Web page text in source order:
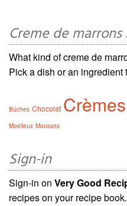
Creme de
What kind of creme de
Pick a dish or an ingredient
Bûches Chocolat Crèmes
Moelleux Mousses
Sign-in
Sign-in on Very Good
recipes on your recipe book.